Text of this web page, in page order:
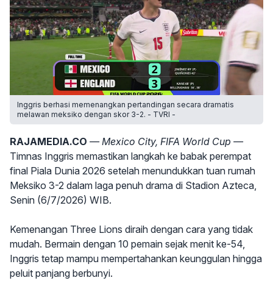
Inggris berhasi memenangkan pertandingan secara dramatis
melawan meksiko dengan skor 3-2. - TVRI -
RAJAMEDIA.CO — Mexico City, FIFA World Cup —
Timnas Inggris memastikan langkah ke babak perempat
final Piala Dunia 2026 setelah menundukkan tuan rumah
Meksiko 3-2 dalam laga penuh drama di Stadion Azteca,
Senin (6/7/2026) WIB.
Kemenangan Three Lions diraih dengan cara yang tidak
mudah. Bermain dengan 10 pemain sejak menit ke-54,
Inggris tetap mampu mempertahankan keunggulan hingga
peluit panjang berbunyi.